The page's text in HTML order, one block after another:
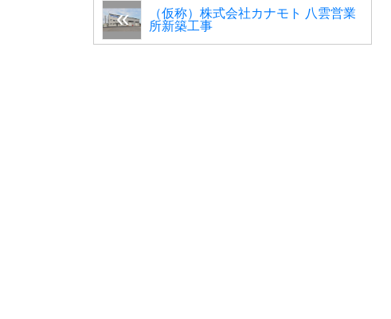
（仮称）株式会社カナモト 八雲営業
所新築工事